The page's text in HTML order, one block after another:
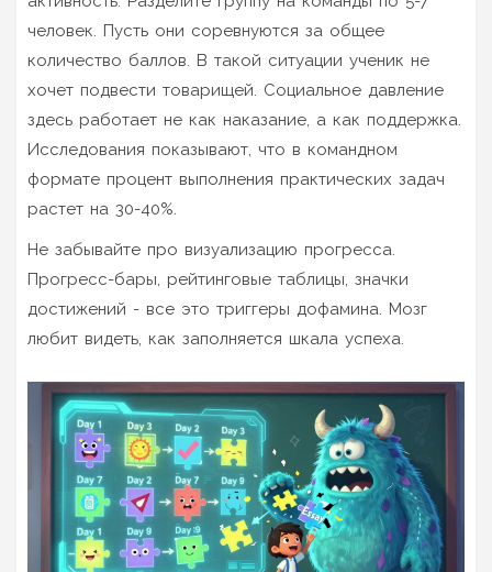
человек. Пусть они соревнуются за общее
количество баллов. В такой ситуации ученик не
хочет подвести товарищей. Социальное давление
здесь работает не как наказание, а как поддержка.
Исследования показывают, что в командном
формате процент выполнения практических задач
растет на 30-40%.
Не забывайте про визуализацию прогресса.
Прогресс-бары, рейтинговые таблицы, значки
достижений - все это триггеры дофамина. Мозг
любит видеть, как заполняется шкала успеха.